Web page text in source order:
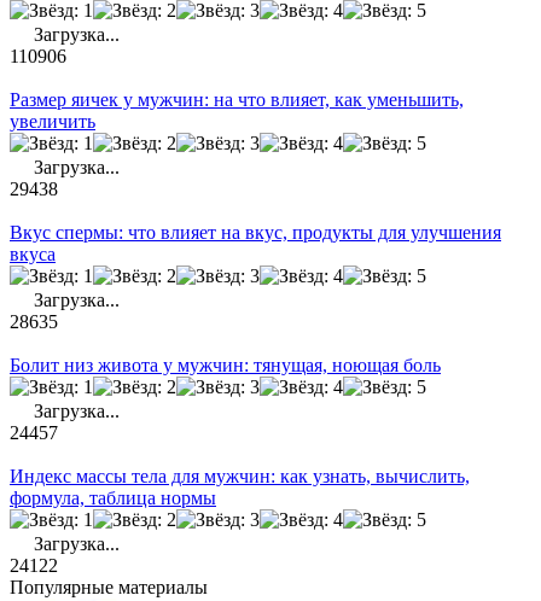
Загрузка...
110906
Размер яичек у мужчин: на что влияет, как уменьшить,
увеличить
Загрузка...
29438
Вкус спермы: что влияет на вкус, продукты для улучшения
вкуса
Загрузка...
28635
Болит низ живота у мужчин: тянущая, ноющая боль
Загрузка...
24457
Индекс массы тела для мужчин: как узнать, вычислить,
формула, таблица нормы
Загрузка...
24122
Популярные материалы